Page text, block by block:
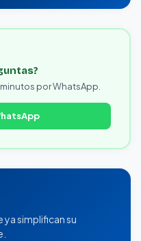
por WhatsApp.
ya simplifican su